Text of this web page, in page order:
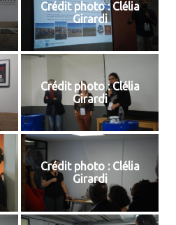
Crédit photo : Clélia
Girardi
Crédit photo : Clélia
Girardi
Crédit photo : Clélia
Girardi